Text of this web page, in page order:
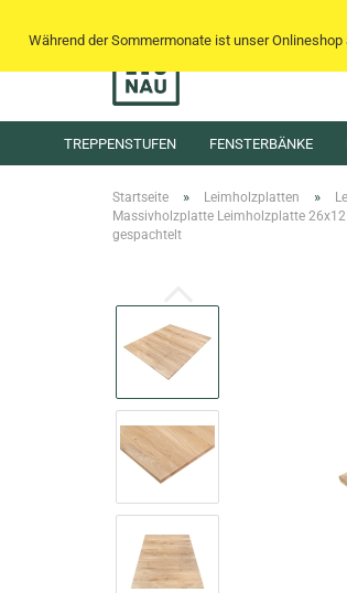
Während der Sommermonate ist unser
TREPPENSTUFEN FENSTERBÄNKE
Startseite » Leimholzplatten »
Massivholzplatte Leimholzplatte
gespachtelt